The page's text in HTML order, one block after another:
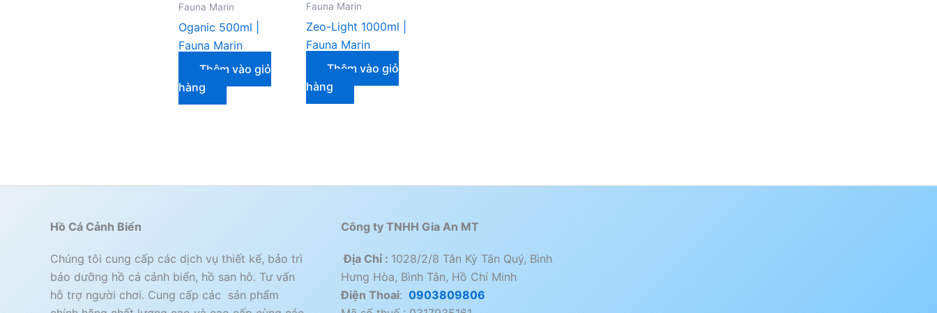
Fauna Marin
Oganic 500ml |
Fauna Marin
Thêm vào giỏ
hàng
Fauna Marin
Zeo-Light 1000ml |
Fauna Marin
Thêm vào giỏ
hàng
Hồ Cá Cảnh Biển
Chúng tôi cung cấp các dịch vụ thiết kế, bảo trì
bảo dưỡng hồ cá cảnh biển, hồ san hô. Tư vấn
hỗ trợ người chơi. Cung cấp các sản phẩm
Công ty TNHH Gia An MT
Địa Chỉ : 1028/2/8 Tân Kỳ Tân Quý, Bình
Hưng Hòa, Bình Tân, Hồ Chí Minh
Điện Thoai: 0903809806